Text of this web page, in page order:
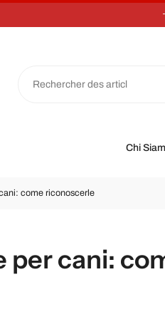
Chi
come riconoscerle
per cani: